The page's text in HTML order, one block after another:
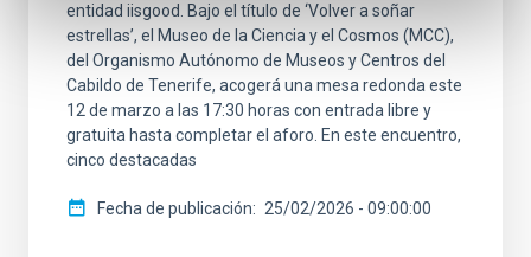
entidad iisgood. Bajo el título de ‘Volver a soñar
estrellas’, el Museo de la Ciencia y el Cosmos (MCC),
del Organismo Autónomo de Museos y Centros del
Cabildo de Tenerife, acogerá una mesa redonda este
12 de marzo a las 17:30 horas con entrada libre y
gratuita hasta completar el aforo. En este encuentro,
cinco destacadas
Fecha de publicación 25/02/2026 - 09:00:00